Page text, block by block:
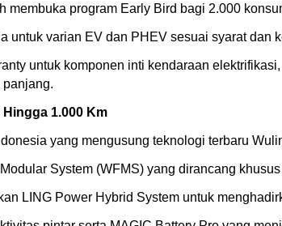
membuka program Early Bird bagi 2.000
untuk varian EV dan PHEV sesuai syarat dan
untuk komponen inti kendaraan
1.000 Km
yang mengusung teknologi terbaru
System (WFMS) yang dirancang
LING Power Hybrid System untuk